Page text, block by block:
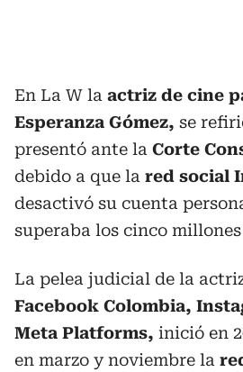
En La W la actriz de cine
Esperanza Gómez, se
presentó ante la Corte
debido a que la red social
desactivó su cuenta
superaba los cinco
La pelea judicial de la
Facebook Colombia,
Meta Platforms, inició en
en marzo y noviembre la